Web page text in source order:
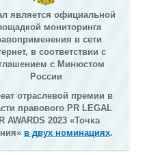
является официальной
мониторинга
в сети
в соответствии с
с Минюстом
России
отраслевой премии в
правового PR LEGAL
AWARDS 2023 «Точка
в двух номинациях.